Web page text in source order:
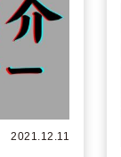
2021.12.11